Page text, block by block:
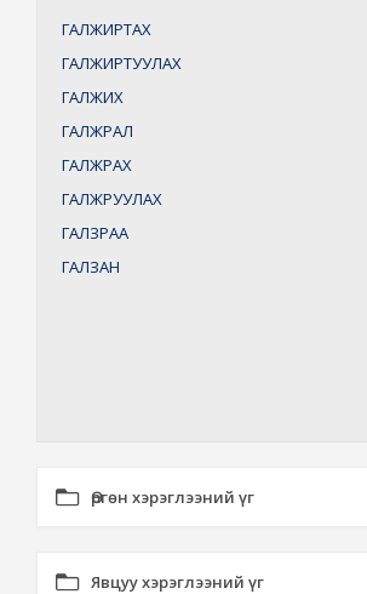
ГАЛЖИРТАХ
ГАЛЖИРТУУЛАХ
ГАЛЖИХ
ГАЛЖРАЛ
ГАЛЖРАХ
ГАЛЖРУУЛАХ
ГАЛЗРАА
ГАЛЗАН
Өргөн хэрэглээний үг
Явцуу хэрэглээний үг